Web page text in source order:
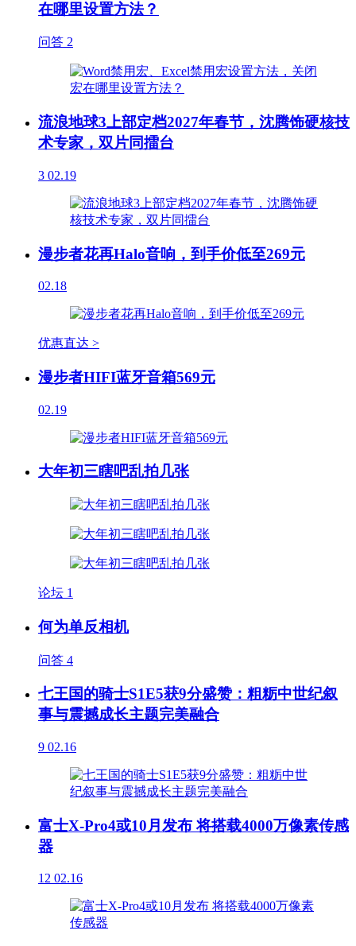
在哪里设置方法？
问答 2
流浪地球3上部定档2027年春节，沈腾饰硬核技
术专家，双片同擂台
3 02.19
漫步者花再Halo音响，到手价低至269元
02.18
优惠直达 >
漫步者HIFI蓝牙音箱569元
02.19
大年初三瞎吧乱拍几张
论坛 1
何为单反相机
问答 4
七王国的骑士S1E5获9分盛赞：粗粝中世纪叙
事与震撼成长主题完美融合
9 02.16
富士X-Pro4或10月发布 将搭载4000万像素传感
器
12 02.16